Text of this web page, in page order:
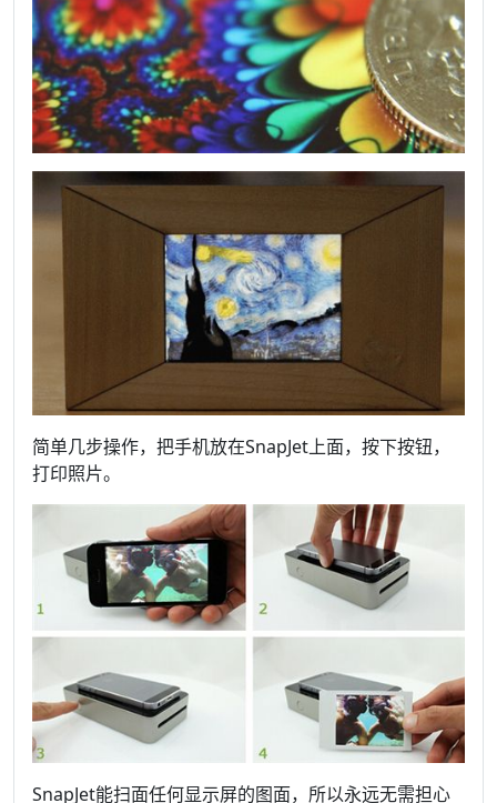
简单几步操作，把手机放在SnapJet上面，按下按钮，
打印照片。
SnapJet能扫面任何显示屏的图面，所以永远无需担心